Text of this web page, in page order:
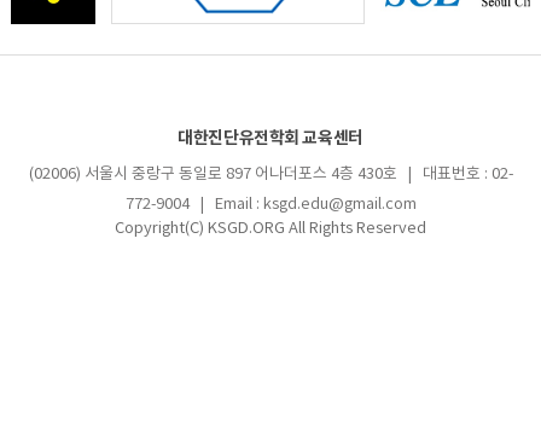
대한진단유전학회 교육센터
(02006) 서울시 중랑구 동일로 897 어나더포스 4층 430호 | 대표번호 : 02-
772-9004 | Email : ksgd.edu@gmail.com
Copyright(C) KSGD.ORG All Rights Reserved